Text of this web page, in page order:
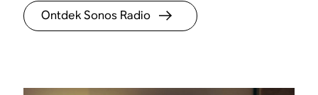
Ontdek Sonos Radio